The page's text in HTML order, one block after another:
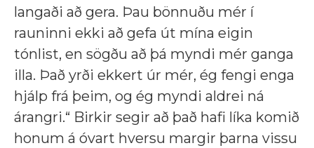
langaði að gera. Þau bönnuðu mér í
rauninni ekki að gefa út mína eigin
tónlist, en sögðu að þá myndi mér ganga
illa. Það yrði ekkert úr mér, ég fengi enga
hjálp frá þeim, og ég myndi aldrei ná
árangri.“ Birkir segir að það hafi líka komið
honum á óvart hversu margir þarna vissu